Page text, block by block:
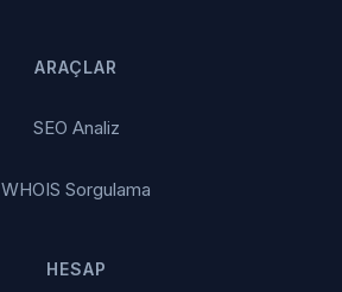
ARAÇLAR
SEO Analiz
WHOIS Sorgulama
HESAP